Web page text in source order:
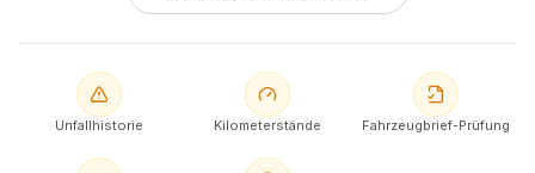
Unfallhistorie Kilometerstände Fahrzeugbrief-Prüfung